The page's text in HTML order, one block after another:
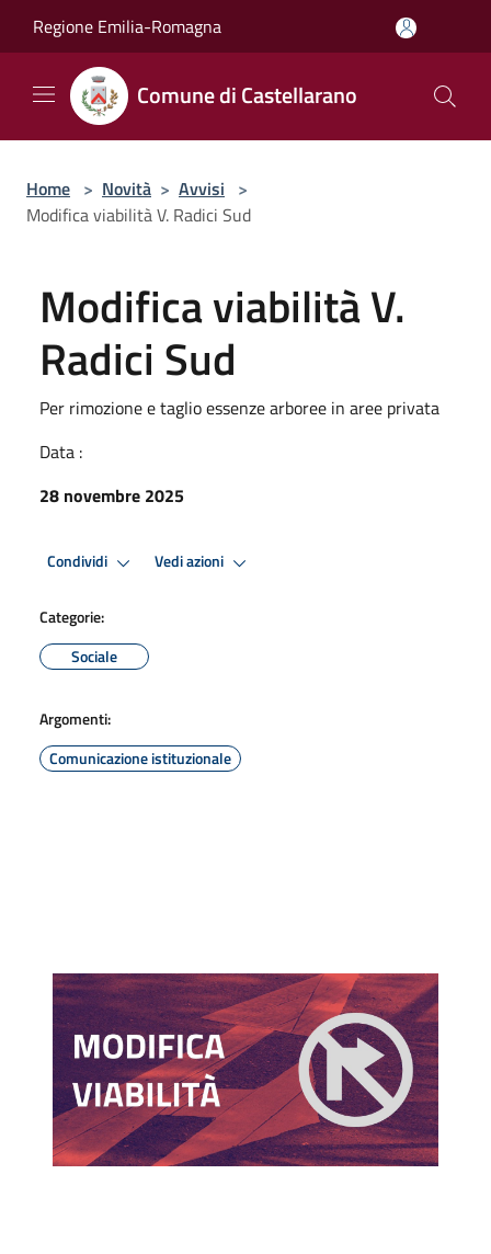
Regione Emilia-Romagna
Comune di Castellarano
Home > Novità > Avvisi >
Modifica viabilità V. Radici Sud
Modifica viabilità V.
Radici Sud
Per rimozione e taglio essenze arboree in aree privata
Data :
28 novembre 2025
Condividi Vedi azioni
Categorie:
Sociale
Argomenti:
Comunicazione istituzionale